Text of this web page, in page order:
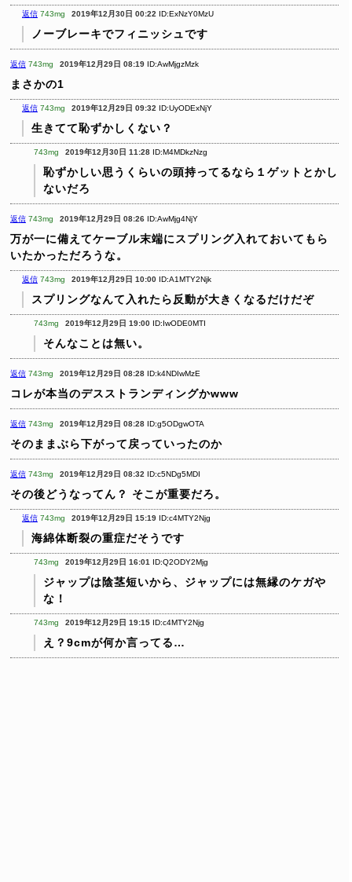
返信 743mg 2019年12月30日 00:22 ID:ExNzY0MzU
ノーブレーキでフィニッシュです
返信 743mg 2019年12月29日 08:19 ID:AwMjgzMzk
まさかの1
返信 743mg 2019年12月29日 09:32 ID:UyODExNjY
生きてて恥ずかしくない？
743mg 2019年12月30日 11:28 ID:M4MDkzNzg
恥ずかしい思うくらいの頭持ってるなら１ゲットとかし
ないだろ
返信 743mg 2019年12月29日 08:26 ID:AwMjg4NjY
万が一に備えてケーブル末端にスプリング入れておいてもら
いたかっただろうな。
返信 743mg 2019年12月29日 10:00 ID:A1MTY2Njk
スプリングなんて入れたら反動が大きくなるだけだぞ
743mg 2019年12月29日 19:00 ID:IwODE0MTI
そんなことは無い。
返信 743mg 2019年12月29日 08:28 ID:k4NDIwMzE
コレが本当のデスストランディングかwww
返信 743mg 2019年12月29日 08:28 ID:g5ODgwOTA
そのままぶら下がって戻っていったのか
返信 743mg 2019年12月29日 08:32 ID:c5NDg5MDI
その後どうなってん？ そこが重要だろ。
返信 743mg 2019年12月29日 15:19 ID:c4MTY2Njg
海綿体断裂の重症だそうです
743mg 2019年12月29日 16:01 ID:Q2ODY2Mjg
ジャップは陰茎短いから、ジャップには無縁のケガや
な！
743mg 2019年12月29日 19:15 ID:c4MTY2Njg
え？9cmが何か言ってる…